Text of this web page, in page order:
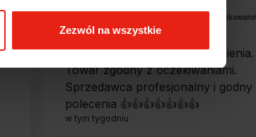
Zezwól na wszystkie
zweryfikowano
5
Ekspresowa realizacja zamówienia.
Towar zgodny z oczekiwaniami.
Sprzedawca profesjonalny i godny
polecenia 👍️👍️👍️👍️👍️👍️👍️
w tym tygodniu